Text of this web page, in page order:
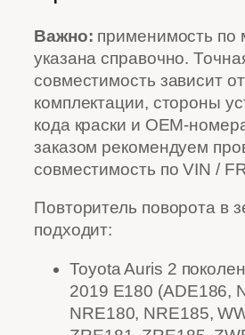
Важно: применимость по
указана справочно.
совместимость зависит
комплектации, стороны
кода краски и OEM-
заказом рекомендуем
совместимость по VIN /
Повторитель поворота в
подходит:
Toyota Auris 2
2019 E180 (ADE186,
NRE180, NRE185,